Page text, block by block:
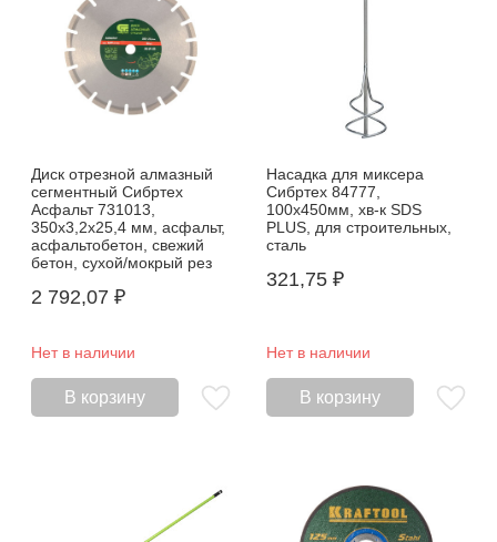
Диск отрезной алмазный
сегментный Сибртех
Асфальт 731013,
350х3,2х25,4 мм, асфальт,
асфальтобетон, свежий
бетон, сухой/мокрый рез
2 792,07 ₽
Нет в наличии
В корзину
Насадка для миксера
Сибртех 84777,
100х450мм, хв-к SDS
PLUS, для строительных,
сталь
321,75 ₽
Нет в наличии
В корзину